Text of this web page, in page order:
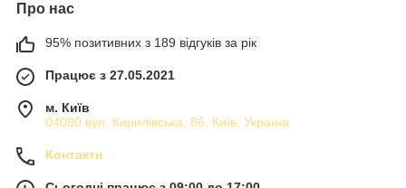
Про нас
95% позитивних з 189 відгуків за рік
Працює з 27.05.2021
м. Київ
04080 вул. Кирилівська, 86, Київ, Україна
Контакти